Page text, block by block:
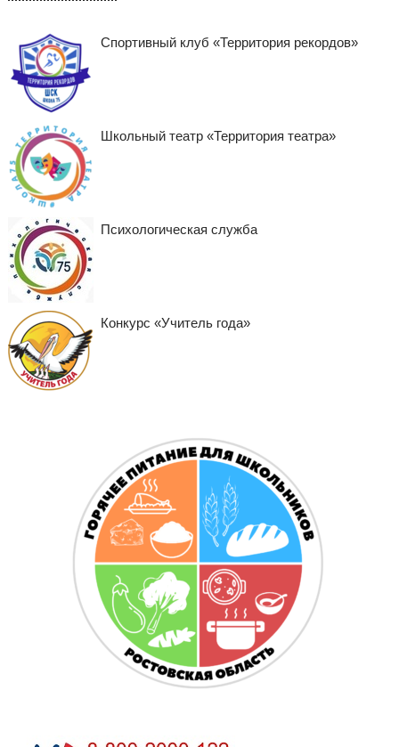
Спортивный клуб «Территория рекордов»
Школьный театр «Территория театра»
Психологическая служба
Конкурс «Учитель года»